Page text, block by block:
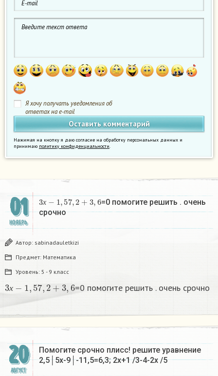
Я хочу получать уведомления об
ответах на e-mail
Нажимая на кнопку я даю согласие на обработку персональных данных и
принимаю политику конфиденциальности.
01
НОЯБРЬ
х
3х−1,5 7,2+3,6
=0 помогите решить . очень
срочно
Автор: sabinadauletkizi
Предмет: Математика
Уровень: 5 - 9 класс
х
3 5 7, 2+ 6 =0 помогите решить . очень срочно
20
АВГУСТ
Помогите срочно плисс! решите уравнение
2,5│5х-9│-11,5=6,3; 2х+1 /3-4-2х /5